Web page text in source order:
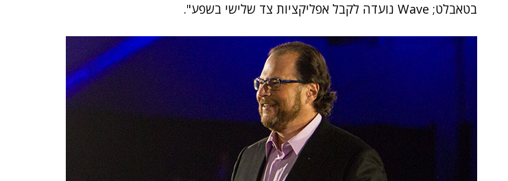
בטאבלט; Wave נועדה לקבל אפליקציות צד שלישי בשפע".